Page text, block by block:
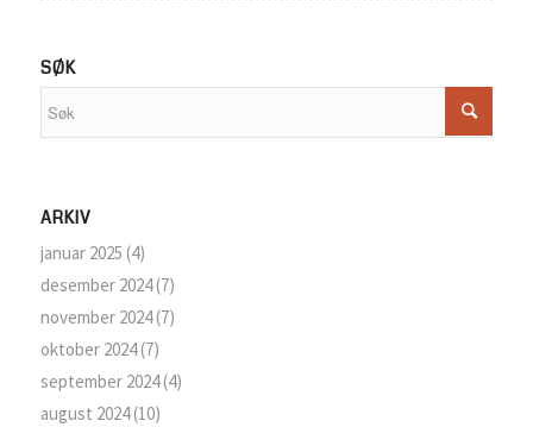
SØK
ARKIV
januar 2025 (4)
desember 2024(7)
november 2024(7)
oktober 2024(7)
september 2024(4)
august 2024(10)